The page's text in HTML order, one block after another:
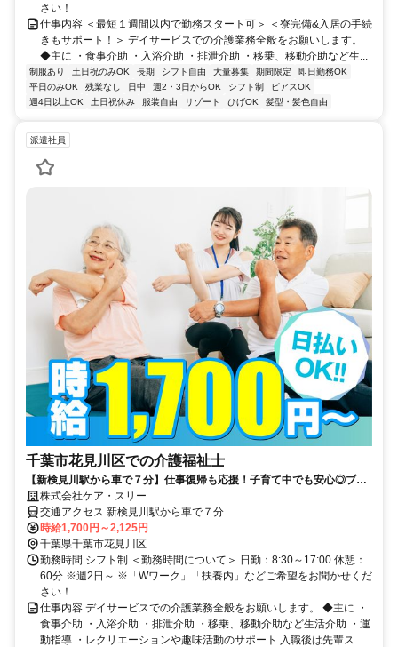
さい！
仕事内容 ＜最短１週間以内で勤務スタート可＞ ＜寮完備&入居の手続
きもサポート！＞ デイサービスでの介護業務全般をお願いします。
◆主に ・食事介助 ・入浴介助 ・排泄介助 ・移乗、移動介助など生...
制服あり 土日祝のみOK 長期 シフト自由 大量募集 期間限定
即日勤務OK
平日のみOK
残業なし 日中 週2・3日からOK シフト制
ピアスOK
週4日以上OK
土日祝休み 服装自由 リゾート ひげOK 髪型・髪色自由
派遣社員
千葉市花見川区での介護福祉士
【新検見川駅から車で７分】仕事復帰も応援！子育て中でも安心◎ブラ
ンクOK！週2～勤務OK！キャンペーン時給1900円！Wワークや時短も
相談◎
株式会社ケア・スリー
交通アクセス 新検見川駅から車で７分
時給1,700円～2,125円
千葉県千葉市花見川区
勤務時間 シフト制 ＜勤務時間について＞ 日勤：8:30～17:00 休憩：
60分 ※週2日～ ※「Wワーク」「扶養内」などご希望をお聞かせくだ
さい！
仕事内容 デイサービスでの介護業務全般をお願いします。 ◆主に ・
食事介助 ・入浴介助 ・排泄介助 ・移乗、移動介助など生活介助 ・運
動指導 ・レクリエーションや趣味活動のサポート 入職後は先輩ス...